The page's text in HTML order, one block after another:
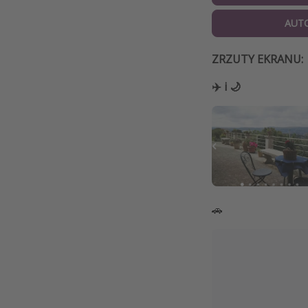
ZRZUTY EKRANU:
✈️ i 🌙
🚗